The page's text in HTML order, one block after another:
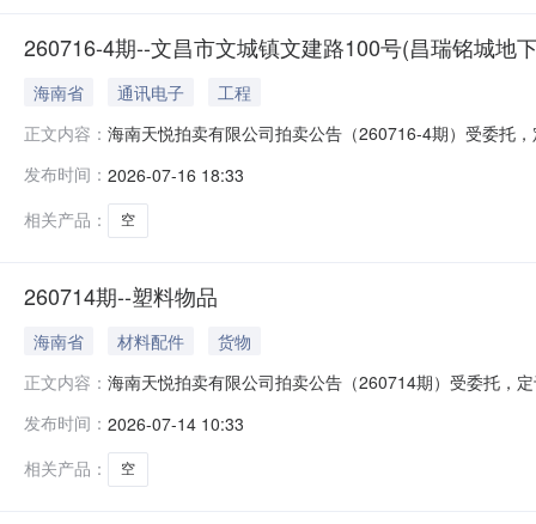
260716-4期--文昌市文城镇文建路100号(昌瑞铭城地
海南省 通讯电子
工程
正文内容： 海南天悦拍卖有限公司拍卖公告（260716-4期）受委托
台《拍卖公告》《竞买须知》。地址电话：海口市海南
发布时间： 2026-07-16 18:33
相关产品：
空
260714期--塑料物品
海南省 材料配件
货物
正文内容： 海南天悦拍卖有限公司拍卖公告（260714期）受委托，
《拍卖公告》《竞买须知》。电话：18689568397；地
发布时间： 2026-07-14 10:33
相关产品：
空